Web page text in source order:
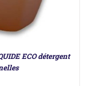
ECO détergent